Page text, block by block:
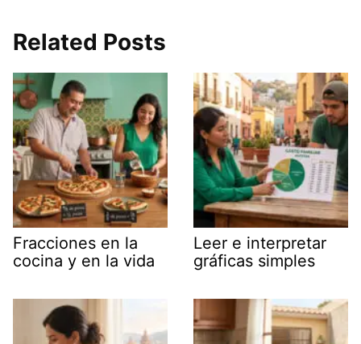
Related Posts
Fracciones en la
cocina y en la vida
Leer e interpretar
gráficas simples